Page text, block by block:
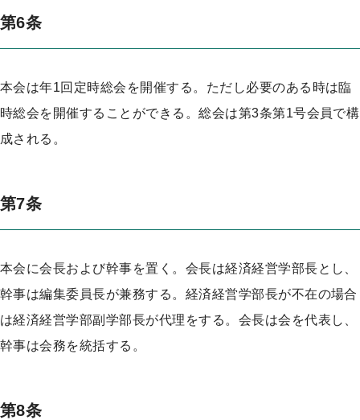
第6条
本会は年1回定時総会を開催する。ただし必要のある時は臨
時総会を開催することができる。総会は第3条第1号会員で構
成される。
第7条
本会に会長および幹事を置く。会長は経済経営学部長とし、
幹事は編集委員長が兼務する。経済経営学部長が不在の場合
は経済経営学部副学部長が代理をする。会長は会を代表し、
幹事は会務を統括する。
第8条